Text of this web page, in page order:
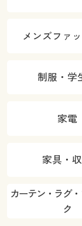
メンズファ
制服・学
家電
家具・
カーテン・ラグ
ク